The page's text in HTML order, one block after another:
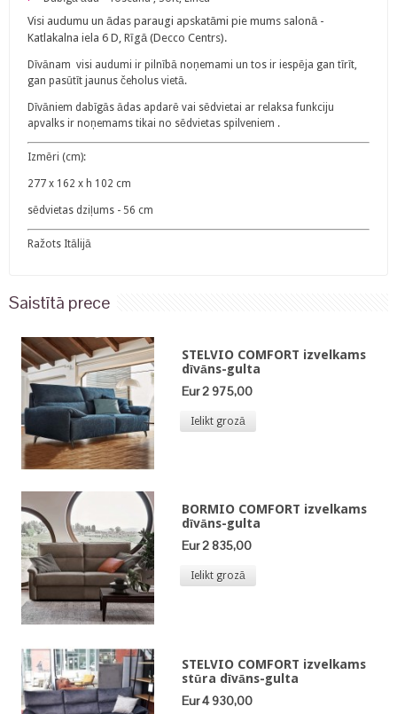
Visi audumu un ādas paraugi apskatāmi pie mums salonā -
Katlakalna iela 6 D, Rīgā (Decco Centrs).
Dīvānam visi audumi ir pilnībā noņemami un tos ir iespēja gan tīrīt,
gan pasūtīt jaunus čeholus vietā.
Dīvāniem dabīgās ādas apdarē vai sēdvietai ar relaksa funkciju
apvalks ir noņemams tikai no sēdvietas spilveniem .
Izmēri (cm):
277 x 162 x h 102 cm
sēdvietas dziļums - 56 cm
Ražots Itālijā
Saistītā prece
STELVIO COMFORT izvelkams
dīvāns-gulta
Eur 2 975,00
Ielikt grozā
BORMIO COMFORT izvelkams
dīvāns-gulta
Eur 2 835,00
Ielikt grozā
STELVIO COMFORT izvelkams
stūra dīvāns-gulta
Eur 4 930,00